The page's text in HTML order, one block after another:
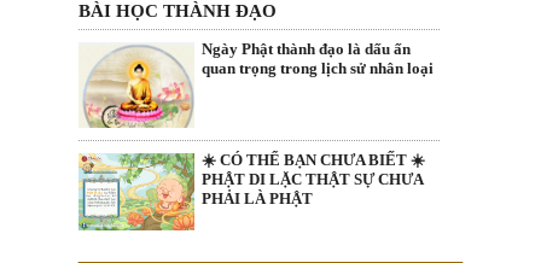
BÀI HỌC THÀNH ĐẠO
Ngày Phật thành đạo là dấu ấn
quan trọng trong lịch sử nhân loại
☀️ CÓ THỂ BẠN CHƯA BIẾT ☀️
PHẬT DI LẶC THẬT SỰ CHƯA
PHẢI LÀ PHẬT